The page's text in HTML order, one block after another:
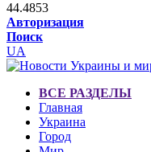
44.4853
Авторизация
Поиск
UA
ВСЕ РАЗДЕЛЫ
Главная
Украина
Город